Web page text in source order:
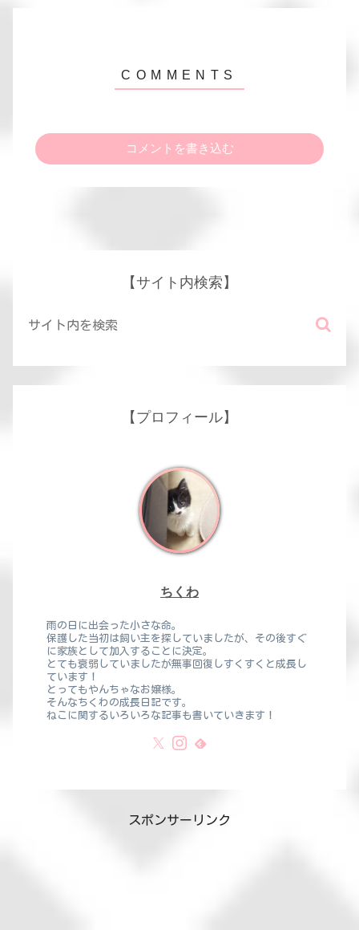
コメントを書き込む
【サイト内検索】
【プロフィール】
ちくわ
雨の日に出会った小さな命。
保護した当初は飼い主を探していましたが、その後すぐ
に家族として加入することに決定。
とても衰弱していましたが無事回復しすくすくと成長し
ています！
とってもやんちゃなお嬢様。
そんなちくわの成長日記です。
ねこに関するいろいろな記事も書いていきます！
スポンサーリンク